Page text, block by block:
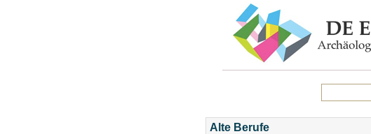
Alte Berufe